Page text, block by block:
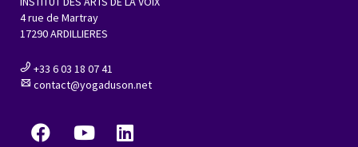
4 rue de Martray
17290 ARDILLIERES
+33 6 03 18 07 41
contact@yogaduson.net